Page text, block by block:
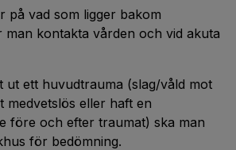
på vad som ligger bakom
kontakta vården och vid akuta
ut ett huvudtrauma (slag/våld mot
medvetslös eller haft en
före och efter traumat) ska man
för bedömning.